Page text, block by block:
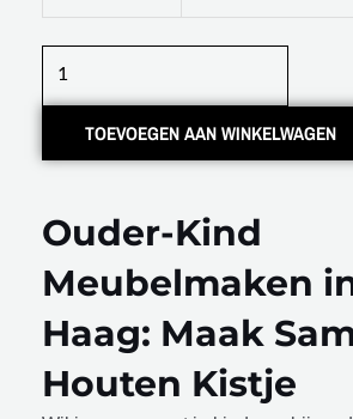
kind
TOEVOEGEN AAN WINKELWAGEN
Ouder-Kind
Meubelmaken
Haag: Maak
Houten Kistje